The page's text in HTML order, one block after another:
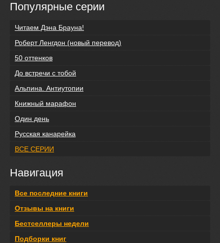
Популярные серии
Читаем Дэна Брауна!
Роберт Ленгдон (новый перевод)
50 оттенков
До встречи с тобой
Альпина. Антиутопии
Книжный марафон
Один день
Русская канарейка
ВСЕ СЕРИИ
Навигация
Все последние книги
Отзывы на книги
Бестселлеры недели
Подборки книг